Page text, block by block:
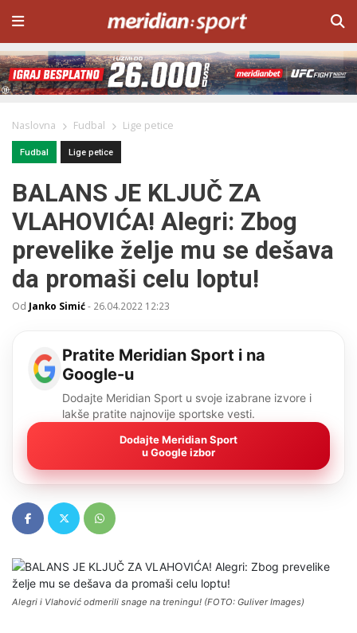
Naslovna Fudbal Lige petice
Fudbal Lige petice
BALANS JE KLJUČ ZA
VLAHOVIĆA! Alegri: Zbog
prevelike želje mu se dešava
da promaši celu loptu!
Od Janko Simić- 26.04.2022 12:23
Pratite Meridian Sport i na
Google-u
Dodajte Meridian Sport u svoje izabrane izvore i
lakše pratite najnovije sportske vesti.
Dodajte Meridian Sport
u Google izbor
Alegri i Vlahović odmerili snage na treningu! (FOTO: Guliver Images)